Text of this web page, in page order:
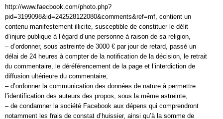
http://www.faecbook.com/photo.php?
pid=3199098&id=242528122080&cornments&ref=mf, contient un
contenu manifestement illicite, susceptible de constituer le délit
d’injure publique à l’égard d’une personne à raison de sa religion,
– d’ordonner, sous astreinte de 3000 € par jour de retard, passé un
délai de 24 heures à compter de la notification de la décision, le retrait
du commentaire, le déréférencement de la page et l’interdiction de
diffusion ultérieure du commentaire,
– d’ordonner la communication des données de nature à permettre
l’identification des auteurs des propos, sous la même astreinte,
– de condamner la société Facebook aux dépens qui comprendront
notamment les frais de constat d’huissier, ainsi qu’à la somme de